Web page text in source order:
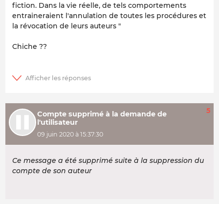
fiction. Dans la vie réelle, de tels comportements
entraineraient l'annulation de toutes les procédures et
la révocation de leurs auteurs "
Chiche ??
Compte supprimé à la demande de
l'utilisateur
09 juin 2020 à 15:37:30
5
Ce message a été supprimé suite à la suppression du
compte de son auteur